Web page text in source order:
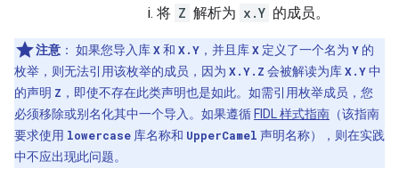
将 Z 解析为 x.Y 的成员。
注意 ： 如果您导入库X和 X.Y ，并且库X 定义了一个名为 Y 的
枚举，则无法引用该枚举的成员，因为 X.Y.Z 会被解读为库X.Y中
的声明 Z ，即使不存在此类声明也是如此。如需引用枚举成员，您
必须移除或别名化其中一个导入。如果遵循 FIDL 样式指南 （该指南
要求使用 lowercase 库名称和 UpperCamel 声明名称），则在实践
中不应出现此问题。